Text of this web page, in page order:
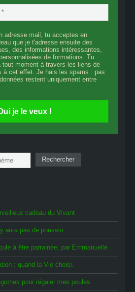
adresse mail, tu acceptes en
que je t'adresse ensuite des
des informations intéressantes,
de formations. Tu
tout moment à travers les liens de
à cet effet. Je hais les spams : pas
restent uniquement entre
je le veux !
Rechercher
cadeau du Vivant
aura pas de poussin…
à être parrainée, par Emmanuelle.
: quand la Vie choisi.
pour régaler mes poules